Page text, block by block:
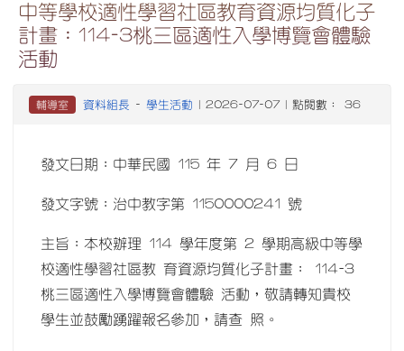
中等學校適性學習社區教育資源均質化子
計畫：114-3桃三區適性入學博覽會體驗
活動
輔導室 資料組長 - 學生活動 | 2026-07-07 | 點閱數： 36
發文日期：中華民國 115 年 7 月 6 日
發文字號：治中教字第 1150000241 號
主旨：本校辦理 114 學年度第 2 學期高級中等學
校適性學習社區教 育資源均質化子計畫： 114-3
桃三區適性入學博覽會體驗 活動，敬請轉知貴校
學生並鼓勵踴躍報名參加，請查 照。